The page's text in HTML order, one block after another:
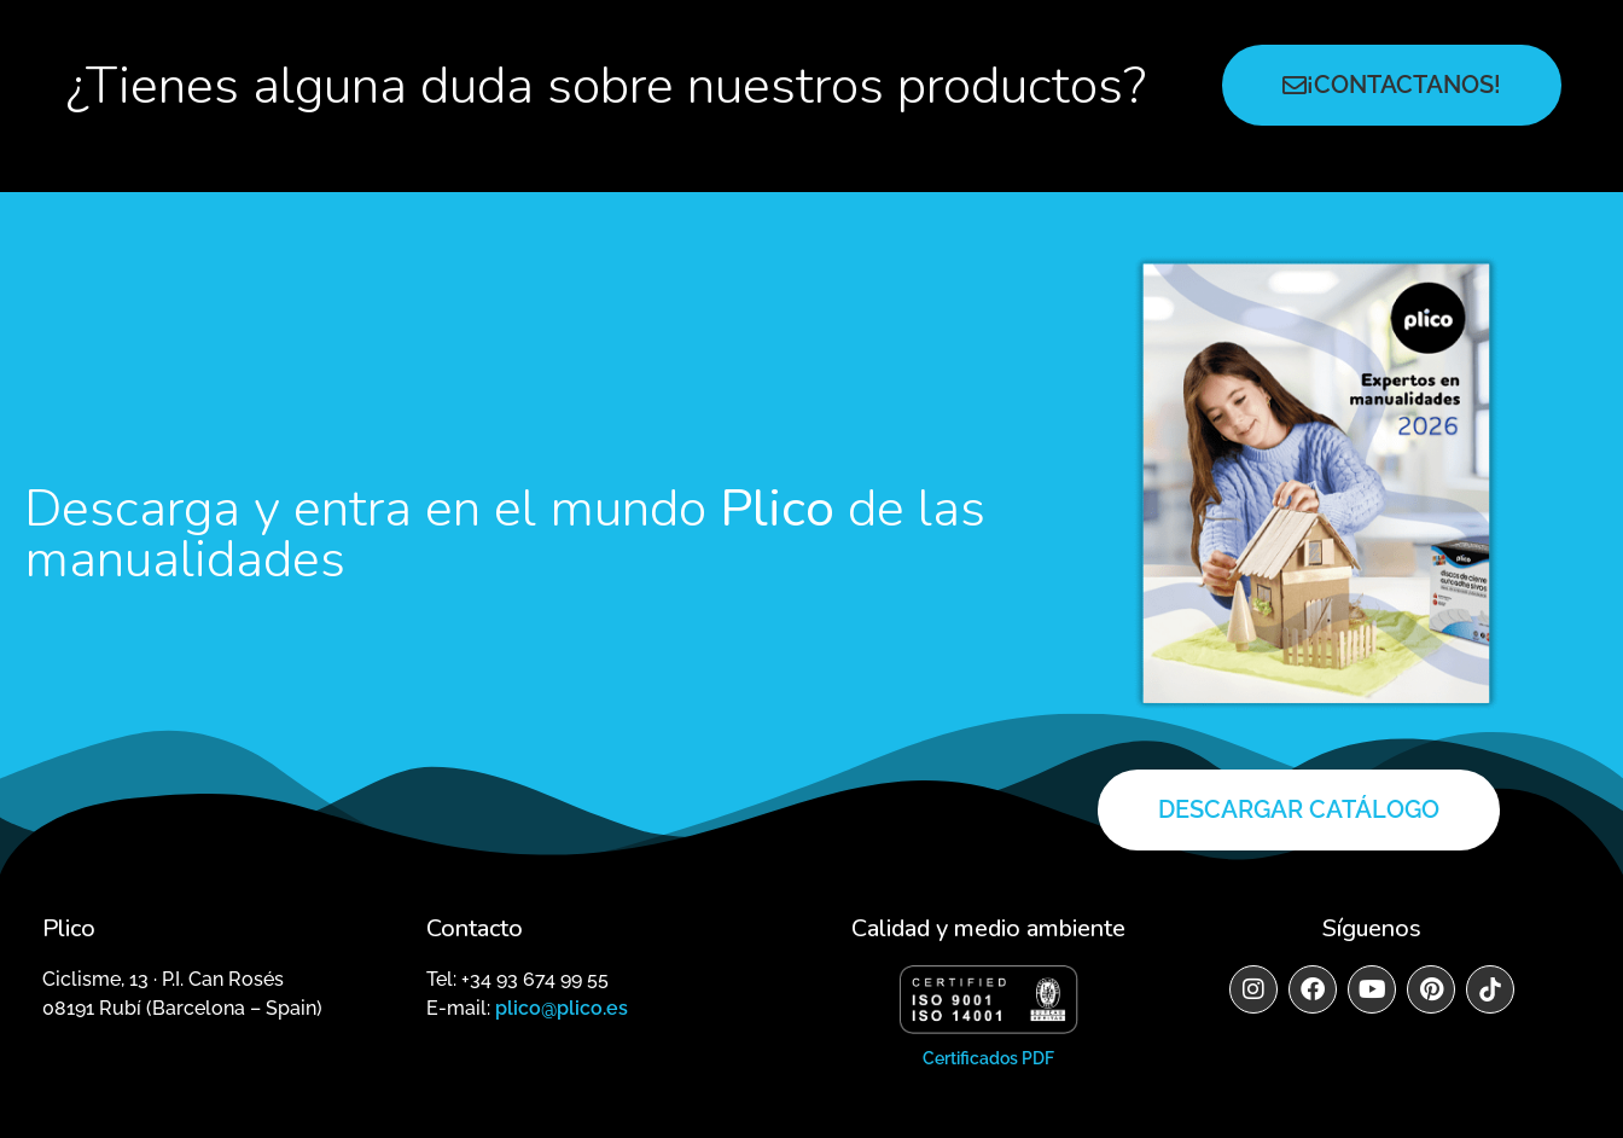
¿Tienes alguna duda sobre nuestros productos? ¡CONTACTANOS!
Descarga y entra en el mundo Plico de las
manualidades
DESCARGAR CATÁLOGO
Plico
Ciclisme, 13 · P.I. Can Rosés
08191 Rubí (Barcelona – Spain)
Contacto
Tel: +34 93 674 99 55
E-mail: plico@plico.es
Calidad y medio ambiente
Certificados PDF
Síguenos